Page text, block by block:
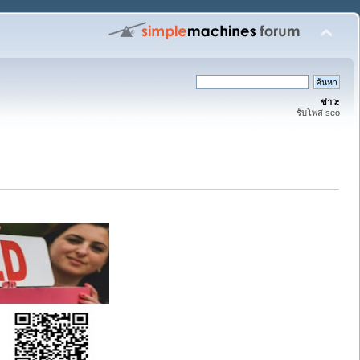
ข่าว:
รับโพส seo